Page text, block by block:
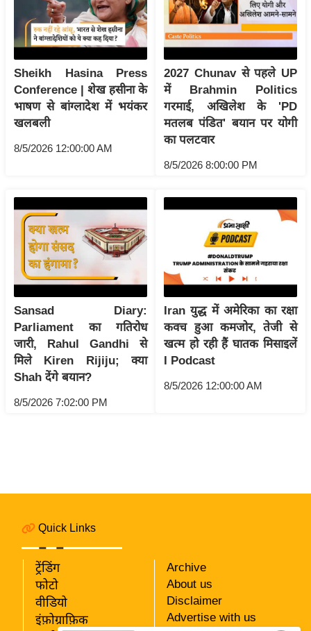
रा
शि
फ
ल
वि
शे
ष
वि
ट्रें
Q
u
c
k
L
धा
स
भा
Sheikh Hasina Press
Conference | शेख हसीना के
भाषण से बांग्लादेश में भयंकर
खलबली
8/5/2026 12:00:00 AM
2027 Chunav से पहले UP
में Brahmin Politics
गरमाई, अखिलेश के 'PD
मतलब पंडित' बयान पर योगी
का पलटवार
8/5/2026 8:00:00 PM
Sansad Diary:
Parliament का गतिरोध
जारी, Rahul Gandhi से
मिले Kiren Rijiju; क्या
Shah देंगे बयान?
8/5/2026 7:02:00 PM
Iran युद्ध में अमेरिका का रक्षा
कवच हुआ कमजोर, तेजी से
खत्म हो रही हैं घातक मिसाइलें
I Podcast
8/5/2026 12:00:00 AM
Quick Links
ट्रेंडिंग
फोटो
वीडियो
इंफ़ोग्राफ़िक
Archive
About us
Disclaimer
Advertise with us